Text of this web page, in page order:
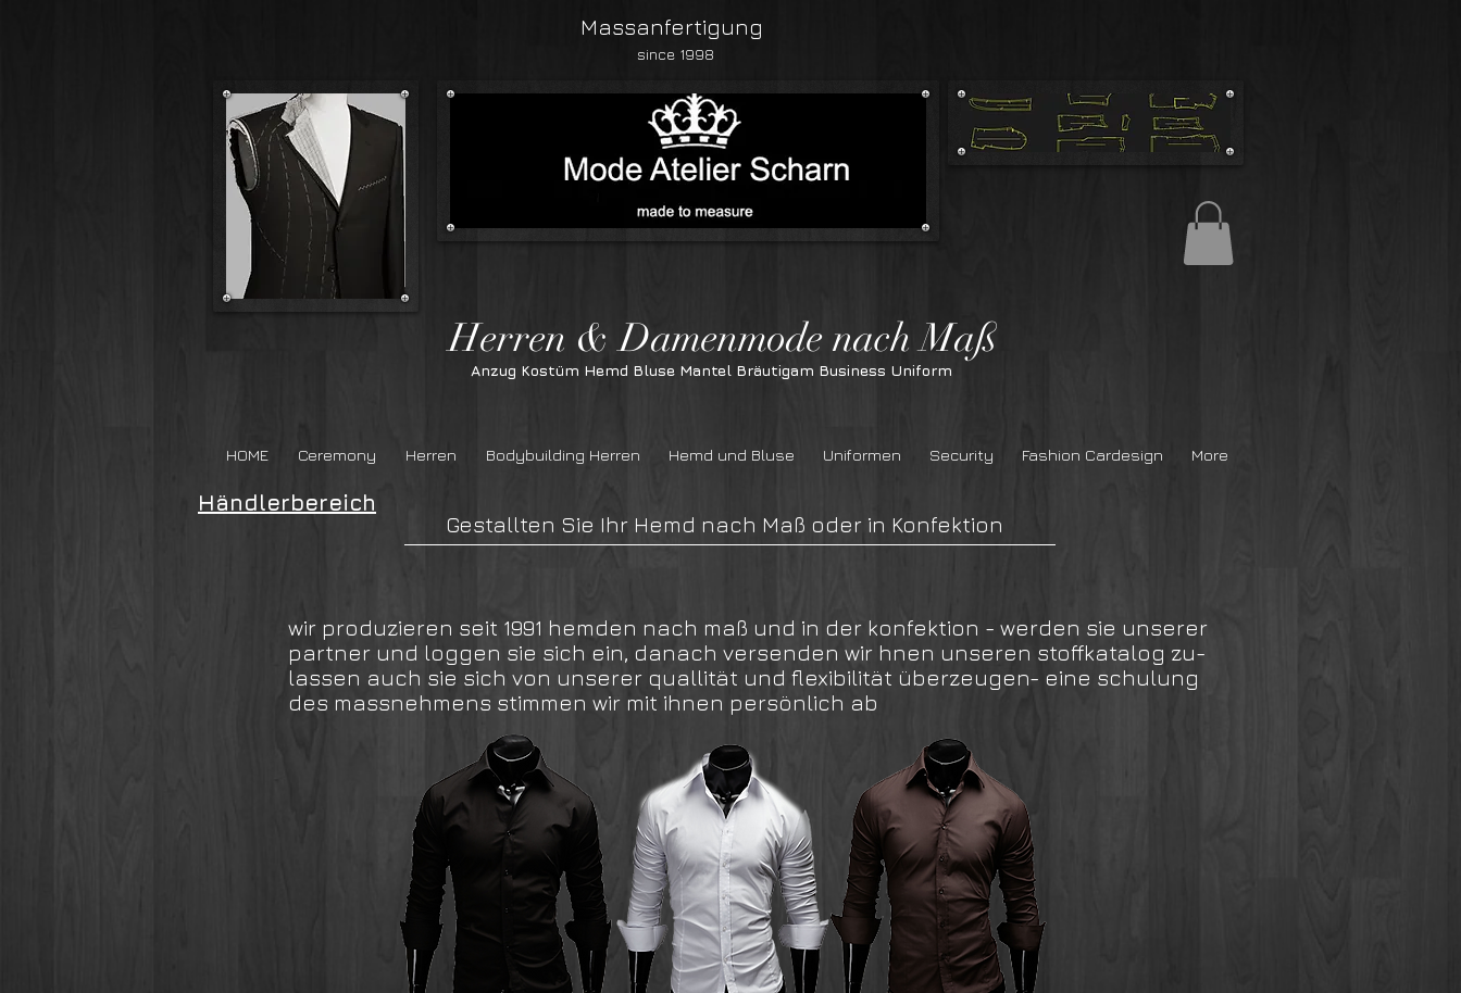
Massanfertigung
since 1998
Herren & Damenmode nach Maß
Anzug Kostüm Hemd Bluse Mantel Bräutigam Business Uniform
HOME Ceremony Herren Bodybuilding Herren Hemd und Bluse Uniformen Security Fashion Cardesign More
Händlerbereich
Gestallten Sie Ihr Hemd nach Maß oder in Konfektion
wir produzieren seit 1991 hemden nach maß und in der konfektion - werden sie unserer
partner und loggen sie sich ein, danach versenden wir hnen unseren stoffkatalog zu-
lassen auch sie sich von unserer quallität und flexibilität überzeugen- eine schulung
des massnehmens stimmen wir mit ihnen persönlich ab